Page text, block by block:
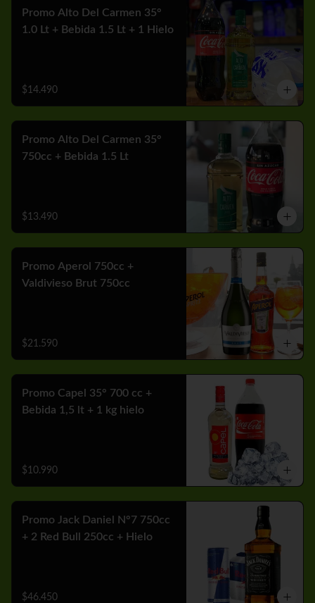
Promo Alto Del Carmen 35°
1.0 Lt + Bebida 1.5 Lt + 1 Hielo
$14.490
Promo Alto Del Carmen 35°
750cc + Bebida 1.5 Lt
$13.490
Promo Aperol 750cc +
Valdivieso Brut 750cc
$21.590
Promo Capel 35° 700 cc +
Bebida 1,5 lt + 1 kg hielo
$10.990
Promo Jack Daniel N°7 750cc
+ 2 Red Bull 250cc + Hielo
$46.450